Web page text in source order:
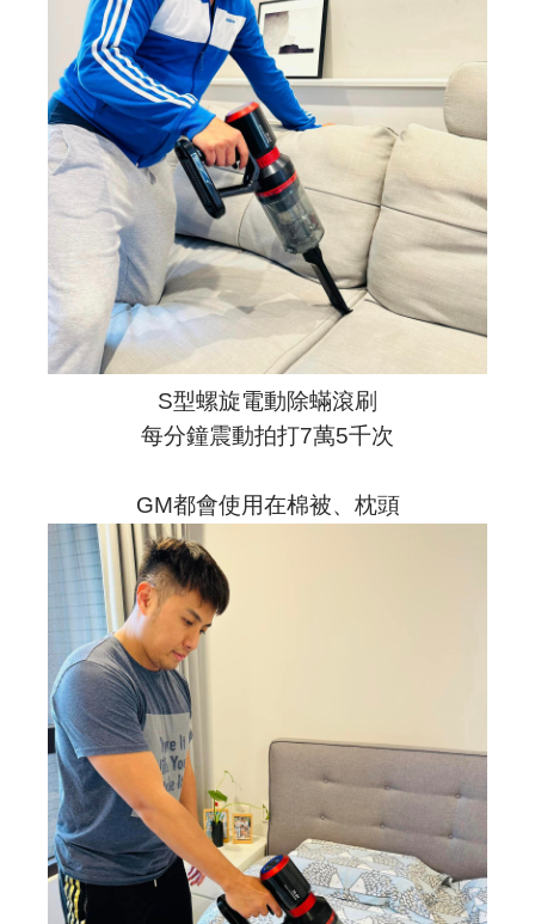
S型螺旋電動除蟎滾刷
每分鐘震動拍打7萬5千次
GM都會使用在棉被、枕頭